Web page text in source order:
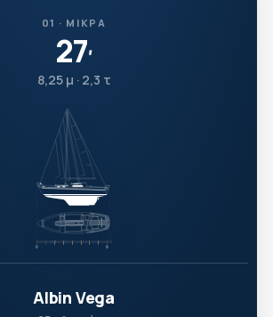
01 · ΜΙΚΡΆ
27′
8,25 μ · 2,3 τ
Albin Vega